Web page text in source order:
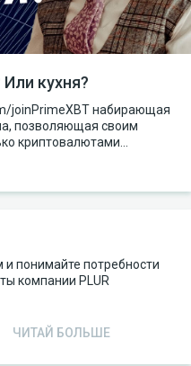
кухня?
joinPrimeXBT набирающая
позволяющая своим
криптовалютами...
понимайте потребности
компании PLUR
ЧИТАЙ БОЛЬШЕ